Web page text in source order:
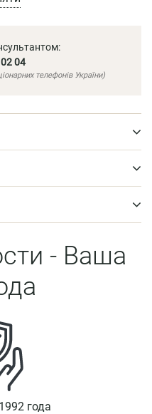
04
телефонів України)
- Ваша
года